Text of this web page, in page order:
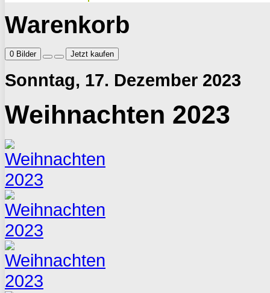
Warenkorb
0 Bilder Jetzt kaufen
Sonntag, 17. Dezember 2023
Weihnachten 2023